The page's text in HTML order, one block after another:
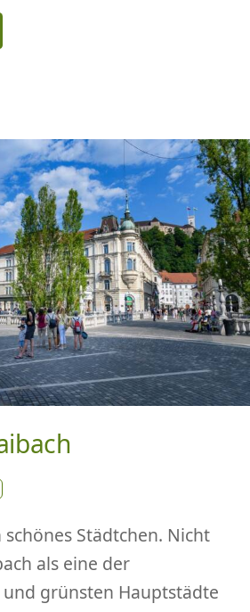
Städtchen. Nicht
als eine der
grünsten Hauptstädte